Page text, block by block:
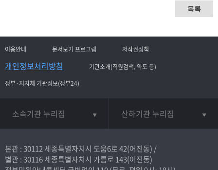
목록
이용안내 문서보기 프로그램 저작권정책
개인정보처리방침
기관소개(직원검색, 약도 등)
정부·지자체 기관정보(정부24)
소속기관 누리집 산하기관 누리집
본관 : 30112 세종특별자치시 도움6로 42(어진동) /
별관 : 30116 세종특별자치시 가름로 143(어진동)